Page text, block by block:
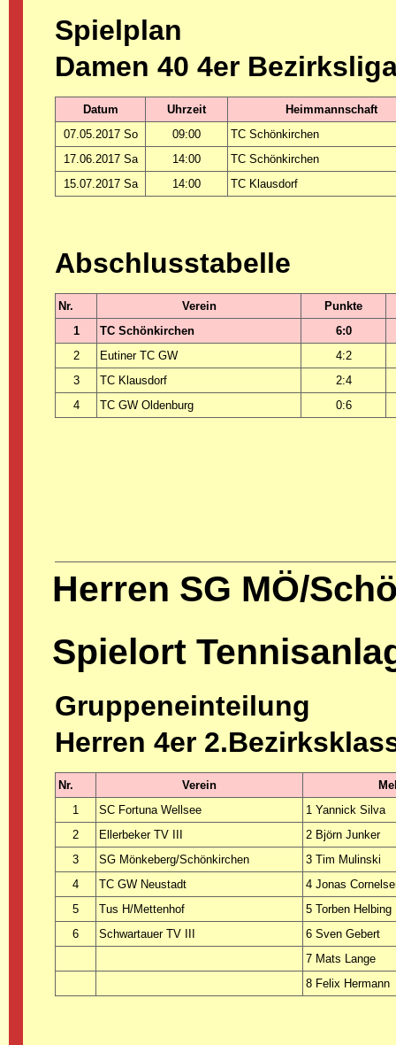
Spielplan
Damen 40 4er
Datum Uhrzeit
Heimmannschaft
07.05.2017 So
09:00
TC Schönkirchen
17.06.2017 Sa
14:00
TC Schönkirchen
15.07.2017 Sa
14:00 TC Klausdorf
Abschlusstabelle
Nr. Verein
Punkte
1
TC Schönkirchen
6:0
2
Eutiner TC GW
4:2
3
TC Klausdorf
2:4
4
TC GW Oldenburg 0:6
Herren SG MÖ/
Spielort
Gruppeneinteilung
Herren 4er
Nr. Verein
1
SC Fortuna Wellsee
1 Yannick Silva
2
Ellerbeker TV III
2 Björn Junker
3
SG Mönkeberg/Schönkirchen
3 Tim Mulinski
4
TC GW Neustadt
4 Jonas
5
Tus H/Mettenhof
5 Torben Helbing
6
Schwartauer TV III
6 Sven Gebert
7 Mats Lange
8 Felix Hermann